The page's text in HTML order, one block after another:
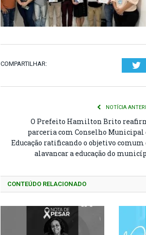
COMPARTILHAR:
NOTÍCIA
O Prefeito Hamilton Brito
parceria com Conselho Municipal
Educação ratificando o objetivo comum
alavancar a educação do
CONTEÚDO RELACIONADO